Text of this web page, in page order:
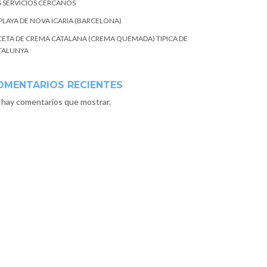
SERVICIOS CERCANOS
DE NOVA ICARIA (BARCELONA)
DE CREMA CATALANA (CREMA QUEMADA) TIPICA DE
RECIENTES
comentarios que mostrar.